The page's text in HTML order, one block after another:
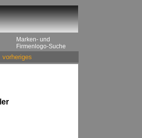
Marken- und
Firmenlogo-Suche
vorheriges